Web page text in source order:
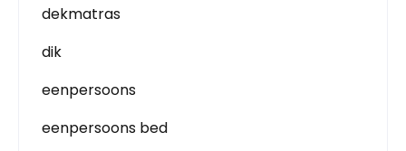
dekmatras
dik
eenpersoons
eenpersoons bed